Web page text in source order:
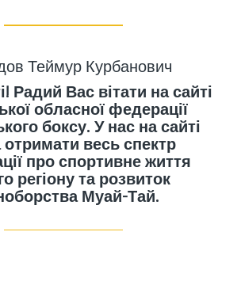
Теймур Курбанович
Радий Вас вітати на сайті
обласної федерації
боксу. У нас на сайті
весь спектр
про спортивне життя
регіону та розвиток
Муай-Тай.